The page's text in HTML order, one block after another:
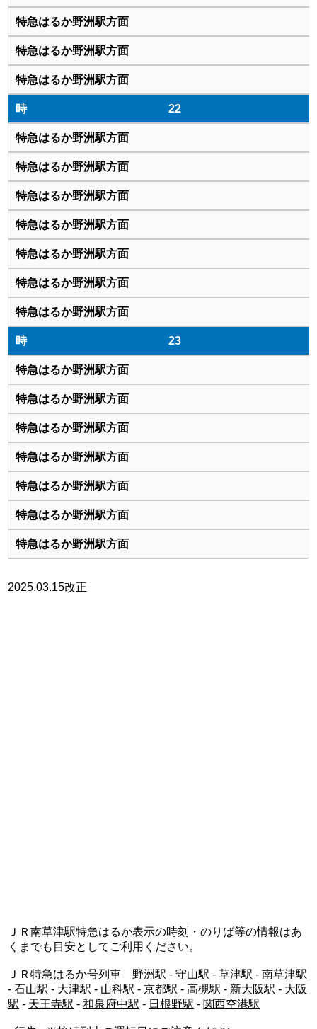
22
23
2025.03.15改正
ＪＲ南草津駅特急はるか表示の時刻・のりば等の情報はあ
くまでも目安としてご利用ください。
ＪＲ特急はるか号列車 野洲駅 -守山駅 -草津駅 -南草津駅
-石山駅 - 大津駅 - 山科駅 -京都駅 -高槻駅 - 新大阪駅 - 大阪
駅 - 天王寺駅 -和泉府中駅 - 日根野駅 - 関西空港駅